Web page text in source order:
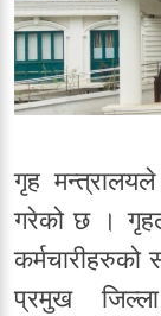
गृह
गरेको छ ।
प्रमुख जिल्ला